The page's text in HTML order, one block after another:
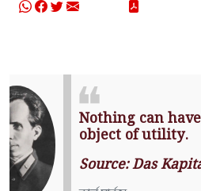
Nothing can have value
being an object of utility.
Source: Das Kapital
Chapter 1)